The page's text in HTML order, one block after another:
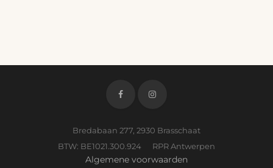
Bredabaan 277, 2930 Brasschaat
BTW: BE1021.300.924 RPR Antwerpen
Algemene voorwaarden